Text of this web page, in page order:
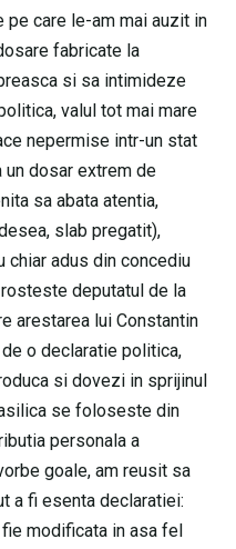
care le-am mai auzit in
fabricate la
si sa intimideze
valul tot mai mare
nepermise intr-un stat
dosar extrem de
sa abata atentia,
slab pregatit),
chiar adus din concediu
deputatul de la
arestarea lui Constantin
o declaratie politica,
si dovezi in sprijinul
se foloseste din
personala a
goale, am reusit sa
a fi esenta declaratiei:
modificata in asa fel